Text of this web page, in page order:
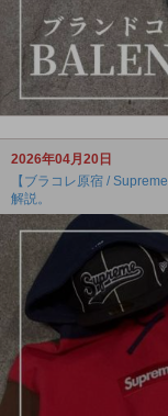
2026年04月20日
【ブラコレ原宿 /
解説。